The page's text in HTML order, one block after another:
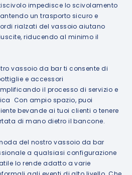
impedisce lo scivolamento
un trasporto sicuro e
rialzati del vassoio aiutano
riducendo al minimo il
vassoio da bar ti consente di
e accessori
il processo di servizio e
Con ampio spazio, puoi
bevande ai tuoi clienti o tenere
di mano dietro il bancone.
del nostro vassoio da bar
a qualsiasi configurazione
lo rende adatto a varie